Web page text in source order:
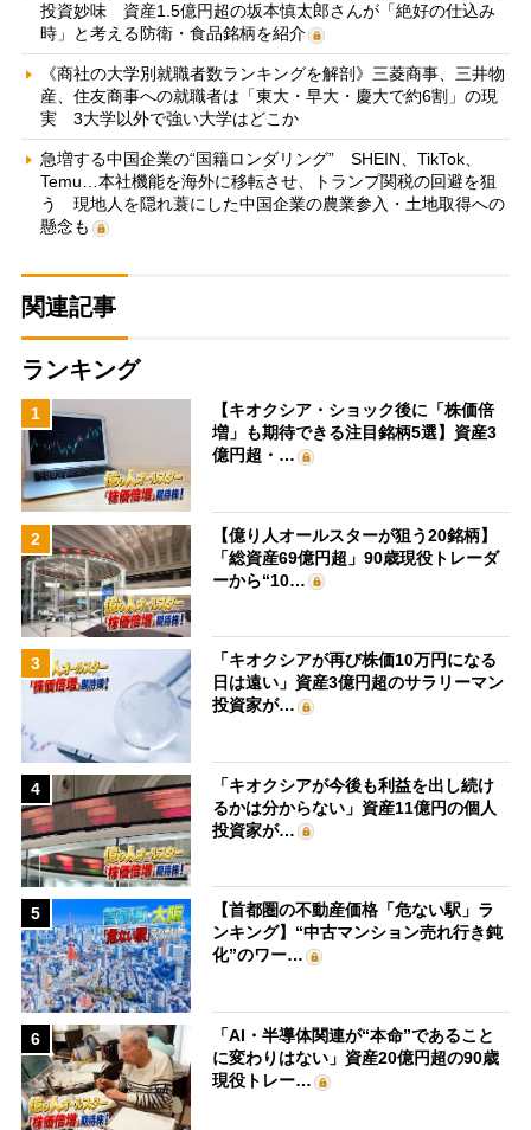
投資妙味 資産1.5億円超の坂本慎太郎さんが「絶好の仕込み
時」と考える防衛・食品銘柄を紹介
《商社の大学別就職者数ランキングを解剖》三菱商事、三井物
産、住友商事への就職者は「東大・早大・慶大で約6割」の現
実 3大学以外で強い大学はどこか
急増する中国企業の“国籍ロンダリング” SHEIN、TikTok、
Temu…本社機能を海外に移転させ、トランプ関税の回避を狙
う 現地人を隠れ蓑にした中国企業の農業参入・土地取得への
懸念も
関連記事
ランキング
1
【キオクシア・ショック後に「株価倍
増」も期待できる注目銘柄5選】資産3
億円超・…
2
【億り人オールスターが狙う20銘柄】
「総資産69億円超」90歳現役トレーダ
ーから“10…
3
「キオクシアが再び株価10万円になる
日は遠い」資産3億円超のサラリーマン
投資家が…
4
「キオクシアが今後も利益を出し続け
るかは分からない」資産11億円の個人
投資家が…
5
【首都圏の不動産価格「危ない駅」ラ
ンキング】“中古マンション売れ行き鈍
化”のワー…
6
「AI・半導体関連が“本命”であること
に変わりはない」資産20億円超の90歳
現役トレー…